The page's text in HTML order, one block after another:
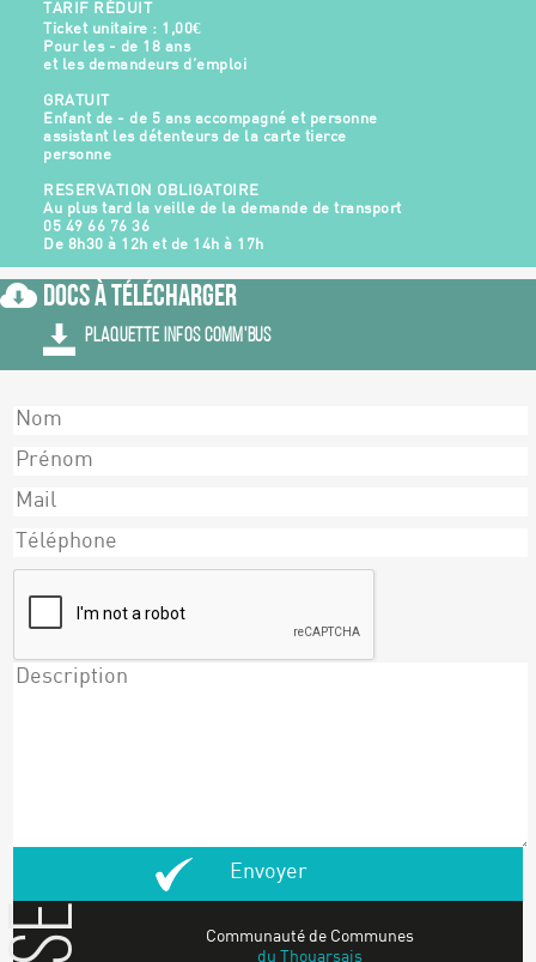
TARIF RÉDUIT
Ticket unitaire : 1,00€
Pour les - de 18 ans
et les demandeurs d’emploi
GRATUIT
Enfant de - de 5 ans accompagné et personne
assistant les détenteurs de la carte tierce
personne
RESERVATION OBLIGATOIRE
Au plus tard la veille de la demande de transport
05 49 66 76 36
De 8h30 à 12h et de 14h à 17h
Docs à Télécharger
PLAQUETTE INFOS COMM'BUS
Communauté de Communes
du Thouarsais